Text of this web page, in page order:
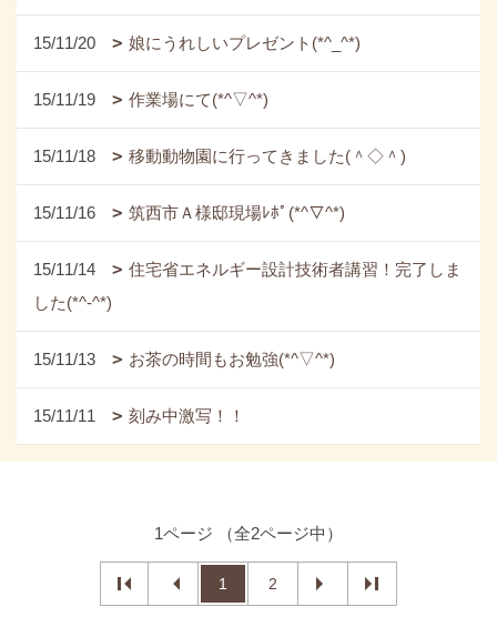
15/11/20 娘にうれしいプレゼント(*^_^*)
15/11/19 作業場にて(*^▽^*)
15/11/18 移動動物園に行ってきました(＾◇＾)
15/11/16 筑西市Ａ様邸現場ﾚﾎﾟ(*^▽^*)
15/11/14
住宅省エネルギー設計技術者講習！完了しま
した(*^-^*)
15/11/13 お茶の時間もお勉強(*^▽^*)
15/11/11 刻み中激写！！
1ページ （全2ページ中）
1 2